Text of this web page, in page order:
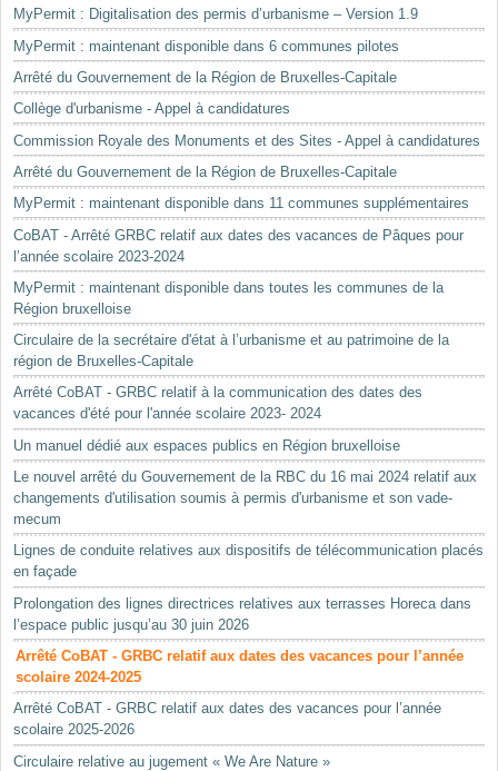
MyPermit : Digitalisation des permis d’urbanisme – Version 1.9
MyPermit : maintenant disponible dans 6 communes pilotes
Arrêté du Gouvernement de la Région de Bruxelles-Capitale
Collège d'urbanisme - Appel à candidatures
Commission Royale des Monuments et des Sites - Appel à candidatures
Arrêté du Gouvernement de la Région de Bruxelles-Capitale
MyPermit : maintenant disponible dans 11 communes supplémentaires
CoBAT - Arrêté GRBC relatif aux dates des vacances de Pâques pour
l’année scolaire 2023-2024
MyPermit : maintenant disponible dans toutes les communes de la
Région bruxelloise
Circulaire de la secrétaire d'état à l’urbanisme et au patrimoine de la
région de Bruxelles-Capitale
Arrêté CoBAT - GRBC relatif à la communication des dates des
vacances d'été pour l'année scolaire 2023- 2024
Un manuel dédié aux espaces publics en Région bruxelloise
Le nouvel arrêté du Gouvernement de la RBC du 16 mai 2024 relatif aux
changements d'utilisation soumis à permis d'urbanisme et son vade-
mecum
Lignes de conduite relatives aux dispositifs de télécommunication placés
en façade
Prolongation des lignes directrices relatives aux terrasses Horeca dans
l’espace public jusqu’au 30 juin 2026
Arrêté CoBAT - GRBC relatif aux dates des vacances pour l’année
scolaire 2024-2025
Arrêté CoBAT - GRBC relatif aux dates des vacances pour l’année
scolaire 2025-2026
Circulaire relative au jugement « We Are Nature »